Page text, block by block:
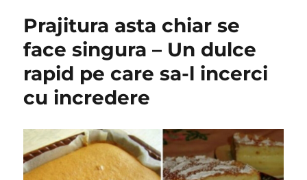
Prajitura asta chiar se
face singura – Un dulce
rapid pe care sa-l incerci
cu incredere